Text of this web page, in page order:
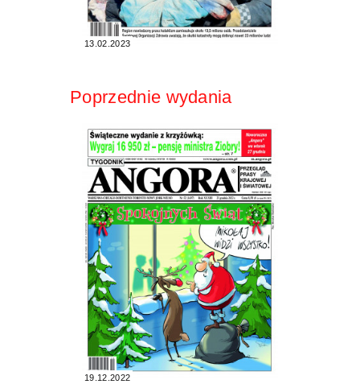
13.02.2023
Poprzednie wydania
19.12.2022